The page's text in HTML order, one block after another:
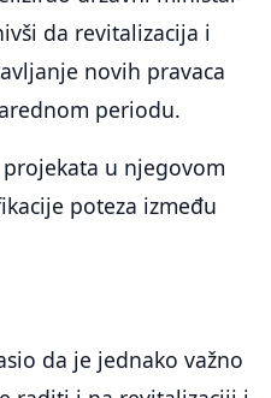
da revitalizacija i
novih pravaca
periodu.
u njegovom
poteza između
da je jednako važno